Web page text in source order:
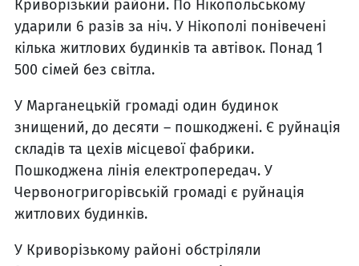
Криворізький райони. По Нікопольському
ударили 6 разів за ніч. У Нікополі понівечені
кілька житлових будинків та автівок. Понад 1
500 сімей без світла.
У Марганецькій громаді один будинок
знищений, до десяти – пошкоджені. Є руйнація
складів та цехів місцевої фабрики.
Пошкоджена лінія електропередач. У
Червоногригорівській громаді є руйнація
житлових будинків.
У Криворізькому районі обстріляли